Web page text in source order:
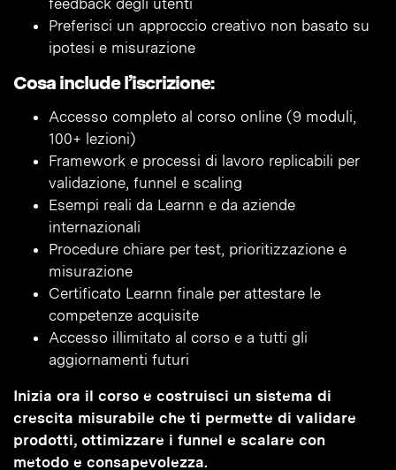
feedback degli utenti
Preferisci un approccio creativo non basato su
ipotesi e misurazione
Cosa include l’iscrizione:
Accesso completo al corso online (9 moduli,
100+ lezioni)
Framework e processi di lavoro replicabili per
validazione, funnel e scaling
Esempi reali da Learnn e da aziende
internazionali
Procedure chiare per test, prioritizzazione e
misurazione
Certificato Learnn finale per attestare le
competenze acquisite
Accesso illimitato al corso e a tutti gli
aggiornamenti futuri
Inizia ora il corso e costruisci un sistema di
crescita misurabile che ti permette di validare
prodotti, ottimizzare i funnel e scalare con
metodo e consapevolezza.